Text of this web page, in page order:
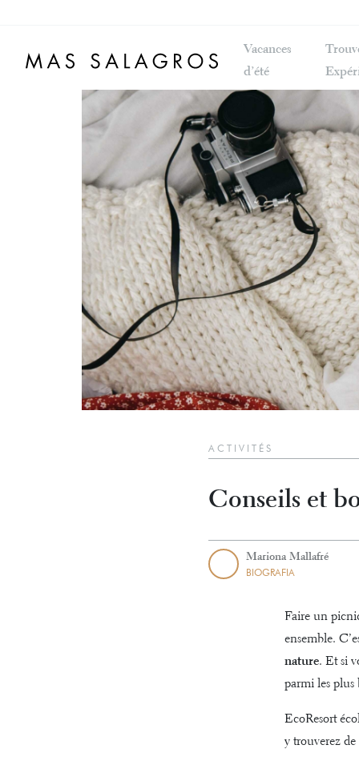
Vacances
d’été
ACTIVITÉS
Conseils et
Mariona Mallafré
BIOGRAFIA
Faire un
ensemble.
nature. Et si
parmi les plus
EcoResort
y trouverez